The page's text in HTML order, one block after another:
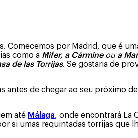
Comecemos por Madrid, que é
como a Mifer, a Cármineou a
de las Torrijas. Se gostaria de
antes de chegar ao seu próximo
até Málaga, onde encontrará La
si umas requintadas torrijas que